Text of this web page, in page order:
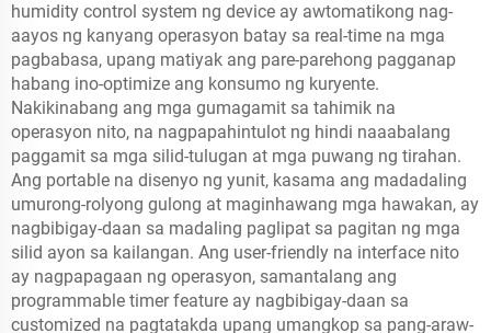
humidity control system ng device ay awtomatikong nag-
aayos ng kanyang operasyon batay sa real-time na mga
pagbabasa, upang matiyak ang pare-parehong pagganap
habang ino-optimize ang konsumo ng kuryente.
Nakikinabang ang mga gumagamit sa tahimik na
operasyon nito, na nagpapahintulot ng hindi naaabalang
paggamit sa mga silid-tulugan at mga puwang ng tirahan.
Ang portable na disenyo ng yunit, kasama ang madadaling
umurong-rolyong gulong at maginhawang mga hawakan, ay
nagbibigay-daan sa madaling paglipat sa pagitan ng mga
silid ayon sa kailangan. Ang user-friendly na interface nito
ay nagpapagaan ng operasyon, samantalang ang
programmable timer feature ay nagbibigay-daan sa
customized na pagtatakda upang umangkop sa pang-araw-